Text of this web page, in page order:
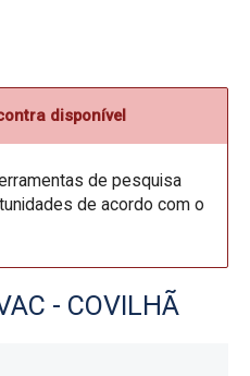
disponível
de pesquisa
de acordo com o
- COVILHÃ